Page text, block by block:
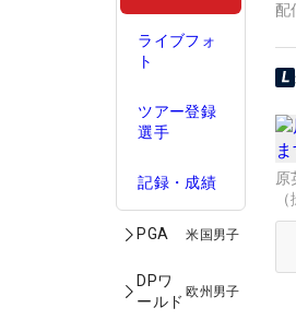
ライブフォ
ト
ツアー登録
選手
記録・成績
PGA 米国男子
DPワ
ールド
欧州男子
配
原